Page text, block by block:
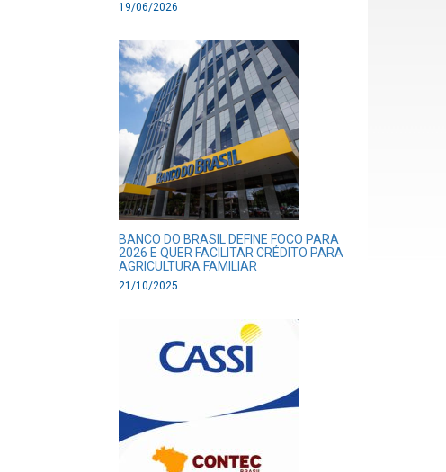
19/06/2026
BANCO DO BRASIL DEFINE FOCO PARA
2026 E QUER FACILITAR CRÉDITO PARA
AGRICULTURA FAMILIAR
21/10/2025